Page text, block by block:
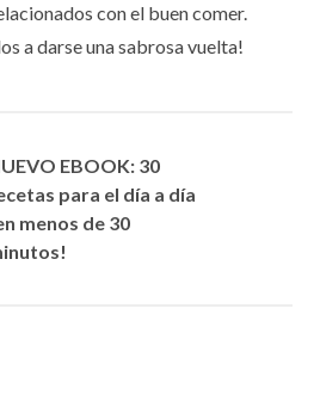
con el buen comer.
a darse una sabrosa vuelta!
EBOOK: 30
para el día a día
menos de 30